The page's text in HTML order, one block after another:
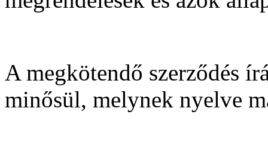
A megkötendő szerződés
minősül, melynek nyelve